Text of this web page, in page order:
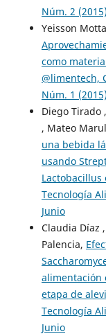
Núm. 2
Yeisson
como
@limentech,
Núm. 1
Diego Tirado
, Mateo
una bebida
usando
Lactobacillus
Tecnología
Junio
Claudia Díaz
Palencia,
alimentación
etapa de
Tecnología
Junio